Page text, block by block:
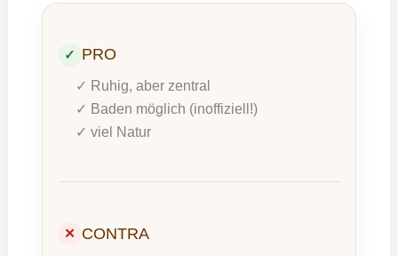
PRO
✓ Ruhig, aber zentral
✓ Baden möglich (inoffiziell!)
✓ viel Natur
CONTRA